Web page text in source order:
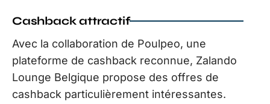
Cashback attractif
Avec la collaboration de Poulpeo, une
plateforme de cashback reconnue, Zalando
Lounge Belgique propose des offres de
cashback particulièrement intéressantes.